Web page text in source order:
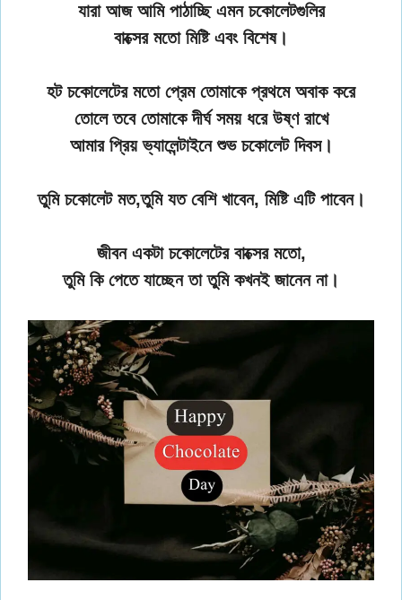
যারা আজ আমি পাঠাচ্ছি এমন চকোলেটগুলির
বাক্সের মতো মিষ্টি এবং বিশেষ।
হট চকোলেটের মতো প্রেম তোমাকে প্রথমে অবাক করে
তোলে তবে তোমাকে দীর্ঘ সময় ধরে উষ্ণ রাখে
আমার প্রিয় ভ্যালেন্টাইনে শুভ চকোলেট দিবস।
তুমি চকোলেট মত,তুমি যত বেশি খাবেন, মিষ্টি এটি পাবেন।
জীবন একটা চকোলেটের বাক্সের মতো,
তুমি কি পেতে যাচ্ছেন তা তুমি কখনই জানেন না।